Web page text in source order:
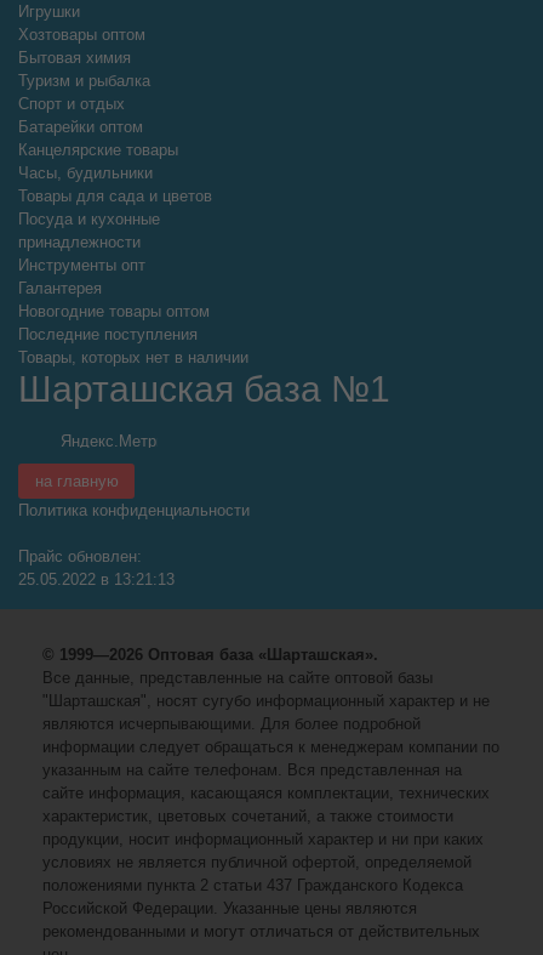
Игрушки
Хозтовары оптом
Бытовая химия
Туризм и рыбалка
Спорт и отдых
Батарейки оптом
Канцелярские товары
Часы, будильники
Товары для сада и цветов
Посуда и кухонные
принадлежности
Инструменты опт
Галантерея
Новогодние товары оптом
Последние поступления
Товары, которых нет в наличии
Шарташская база №1
на главную
Политика конфиденциальности
Прайс обновлен:
25.05.2022 в 13:21:13
© 1999—2026 Оптовая база «Шарташская».
Все данные, представленные на сайте оптовой базы
"Шарташская", носят сугубо информационный характер и не
являются исчерпывающими. Для более подробной
информации следует обращаться к менеджерам компании по
указанным на сайте телефонам. Вся представленная на
сайте информация, касающаяся комплектации, технических
характеристик, цветовых сочетаний, а также стоимости
продукции, носит информационный характер и ни при каких
условиях не является публичной офертой, определяемой
положениями пункта 2 статьи 437 Гражданского Кодекса
Российской Федерации. Указанные цены являются
рекомендованными и могут отличаться от действительных